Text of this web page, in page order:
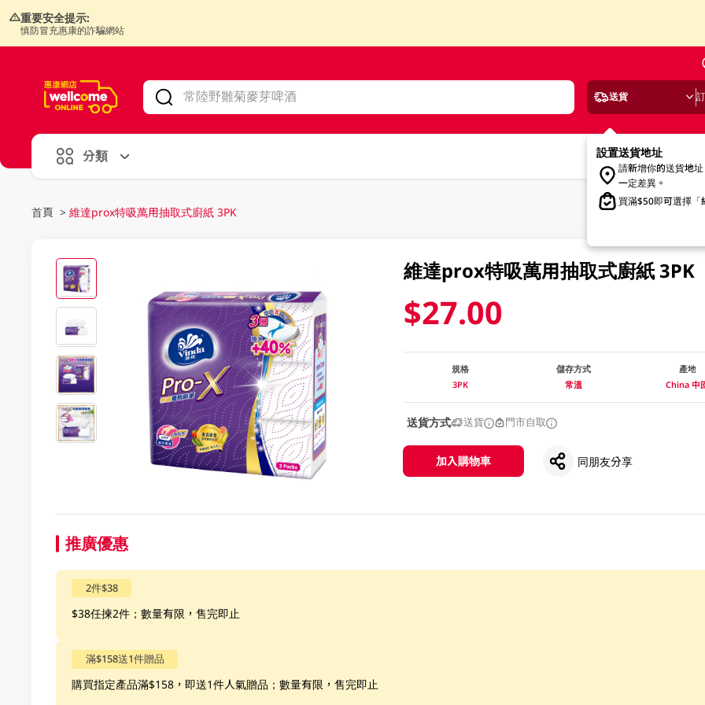
重要安全提示:
慎防冒充惠康的詐騙網站
送貨
設置送貨地址
請新增你的送貨地
一定差異。
買滿$50即可選擇「
分類
首頁 > 維達prox特吸萬用抽取式廚紙 3PK
維達prox特吸萬用抽取式廚紙 3PK
$27.00
規格
3PK
儲存方式
常溫
產地
China 中
送貨方式 送貨 門市自取
加入購物車 同朋友分享
推廣優惠
2件$38
$38任揀2件；數量有限，售完即止
滿$158送1件贈品
購買指定產品滿$158，即送1件人氣贈品；數量有限，售完即止